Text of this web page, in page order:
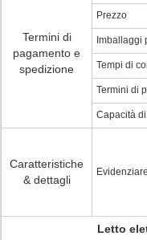
Termini di
pagamento e
spedizione
Prezzo
Imballaggi
Tempi di
Termini di
Capacità
Caratteristiche
& dettagli
Letto